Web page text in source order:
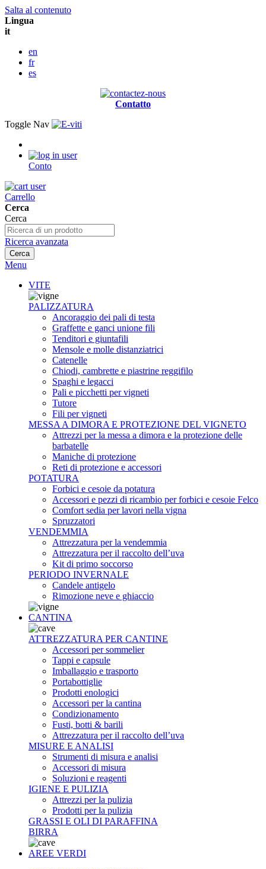
Salta al contenuto
Lingua
it
en
fr
es
Contatto
Toggle Nav
Conto
Carrello
Cerca
Cerca
Ricerca avanzata
Cerca
Menu
VITE
PALIZZATURA
Ancoraggio dei pali di testa
Graffette e ganci unione fili
Tenditori e giuntafili
Mensole e molle distanziatrici
Catenelle
Chiodi, cambrette e piastrine reggifilo
Spaghi e legacci
Pali e picchetti per vigneti
Tutore
Fili per vigneti
MESSA A DIMORA E PROTEZIONE DEL VIGNETO
Attrezzi per la messa a dimora e la protezione delle
barbatelle
Maniche di protezione
Reti di protezione e accessori
POTATURA
Forbici e cesoie da potatura
Accessori e pezzi di ricambio per forbici e cesoie Felco
Comfort sedia per lavori nella vigna
Spruzzatori
VENDEMMIA
Attrezzatura per la vendemmia
Attrezzatura per il raccolto dell’uva
Kit di primo soccorso
PERIODO INVERNALE
Candele antigelo
Rimozione neve e ghiaccio
CANTINA
ATTREZZATURA PER CANTINE
Accessori per sommelier
Tappi e capsule
Imballaggio e trasporto
Portabottiglie
Prodotti enologici
Accessori per la cantina
Condizionamento
Fusti, botti & barili
Attrezzatura per il raccolto dell’uva
MISURE E ANALISI
Strumenti di misura e analisi
Accessori di misura
Soluzioni e reagenti
IGIENE E PULIZIA
Attrezzi per la pulizia
Prodotti per la pulizia
GRASSI E OLI DI PARAFFINA
BIRRA
AREE VERDI